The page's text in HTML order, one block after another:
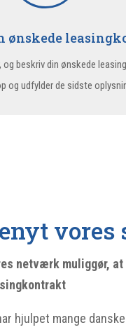
ønskede
og beskriv din ønskede
og udfylder de sidste
netværk muliggør,
hjulpet mange